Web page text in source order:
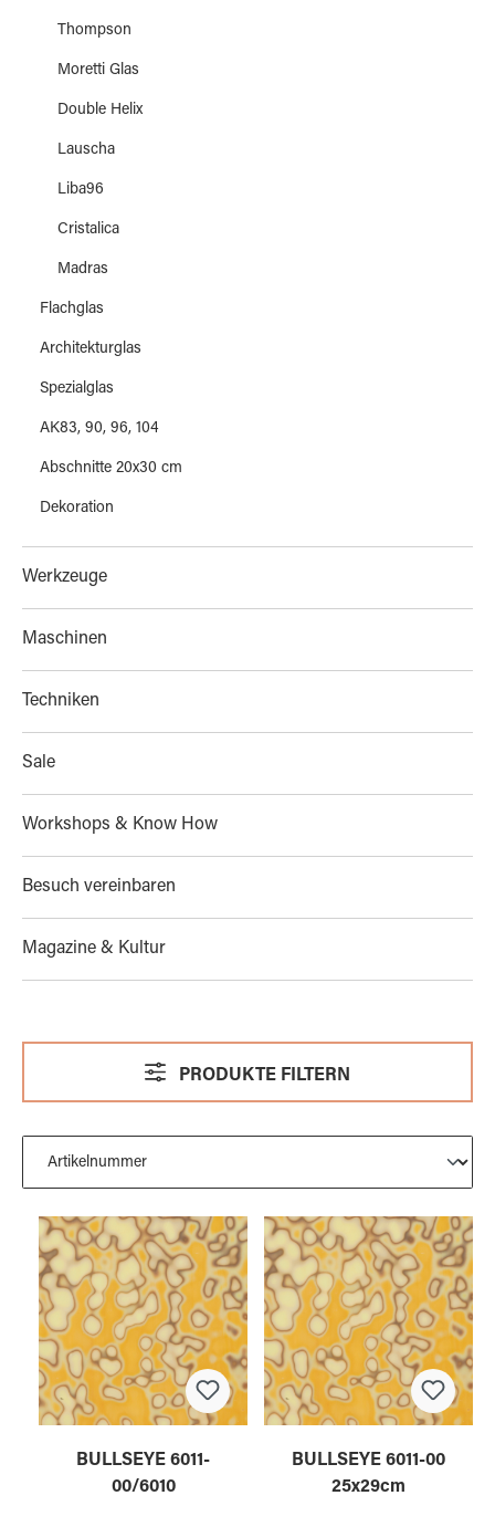
Thompson
Moretti Glas
Double Helix
Lauscha
Liba96
Cristalica
Madras
Flachglas
Architekturglas
Spezialglas
AK83, 90, 96, 104
Abschnitte 20x30 cm
Dekoration
Werkzeuge
Maschinen
Techniken
Sale
Workshops & Know How
Besuch vereinbaren
Magazine & Kultur
PRODUKTE FILTERN
BULLSEYE 6011-
00/6010
BULLSEYE 6011-00
25x29cm